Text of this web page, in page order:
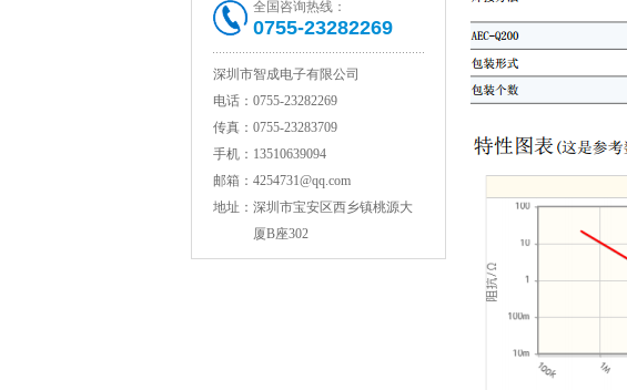
村田电感LQW18AN15NG00D
全国咨询热线：
0755-23282269
深圳市智成电子有限公司
电话： 0755-23282269
传真： 0755-23283709
手机： 13510639094
邮箱： 4254731@qq.com
地址： 深圳市宝安区西乡镇桃源大
厦B座302